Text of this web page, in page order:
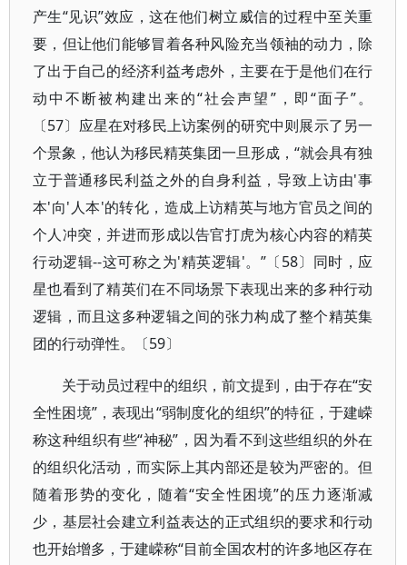
产生“见识”效应，这在他们树立威信的过程中至关重
要，但让他们能够冒着各种风险充当领袖的动力，除
了出于自己的经济利益考虑外，主要在于是他们在行
动中不断被构建出来的“社会声望”，即“面子”。
〔57〕应星在对移民上访案例的研究中则展示了另一
个景象，他认为移民精英集团一旦形成，“就会具有独
立于普通移民利益之外的自身利益，导致上访由'事
本'向'人本'的转化，造成上访精英与地方官员之间的
个人冲突，并进而形成以告官打虎为核心内容的精英
行动逻辑--这可称之为'精英逻辑'。”〔58〕同时，应
星也看到了精英们在不同场景下表现出来的多种行动
逻辑，而且这多种逻辑之间的张力构成了整个精英集
团的行动弹性。〔59〕
关于动员过程中的组织，前文提到，由于存在“安
全性困境”，表现出“弱制度化的组织”的特征，于建嵘
称这种组织有些“神秘”，因为看不到这些组织的外在
的组织化活动，而实际上其内部还是较为严密的。但
随着形势的变化，随着“安全性困境”的压力逐渐减
少，基层社会建立利益表达的正式组织的要求和行动
也开始增多，于建嵘称“目前全国农村的许多地区存在